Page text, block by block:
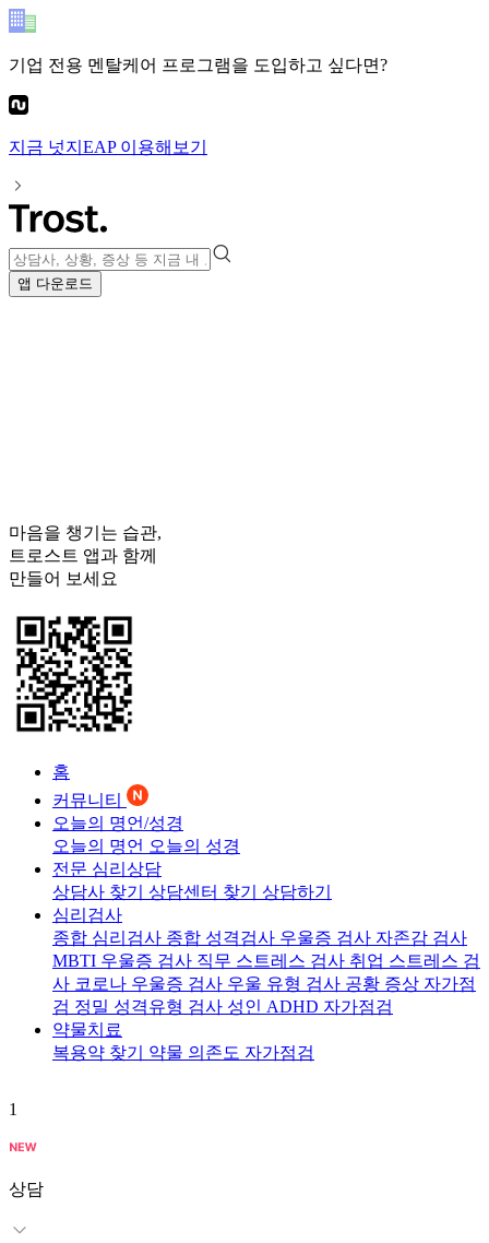
기업 전용 멘탈케어 프로그램을 도입하고 싶다면?
지금 넛지EAP이용해보기
앱 다운로드
마음을 챙기는 습관,
트로스트 앱과 함께
만들어 보세요
홈
커뮤니티
오늘의 명언/성경
오늘의 명언 오늘의 성경
전문 심리상담
상담사 찾기 상담센터 찾기 상담하기
심리검사
종합 심리검사 종합 성격검사 우울증 검사 자존감 검사
MBTI 우울증 검사 직무 스트레스 검사 취업 스트레스 검
사 코로나 우울증 검사 우울 유형 검사 공황 증상 자가점
검 정밀 성격유형 검사 성인 ADHD 자가점검
약물치료
복용약 찾기 약물 의존도 자가점검
1
상담